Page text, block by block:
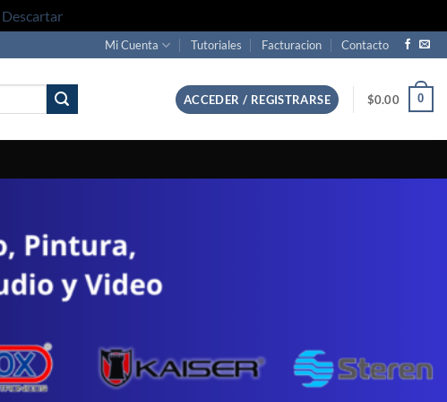
Descartar
Mi Cuenta Tutoriales Facturacion Contacto
ACCEDER / REGISTRARSE $0.00 0